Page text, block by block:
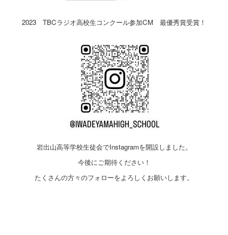
2023 TBCラジオ高校生コンクール参加CM 最優秀賞受賞！
岩出山高等学校生徒会でInstagramを開設しました。
今後にご期待ください！
たくさんの方々のフォローをよろしくお願いします。